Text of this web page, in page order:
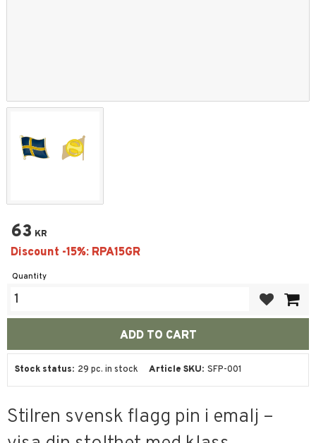
63 KR
Quantity
Stock status 29 pc. in stock Article SKU SFP-001
Stilren svensk flagg pin i emalj –